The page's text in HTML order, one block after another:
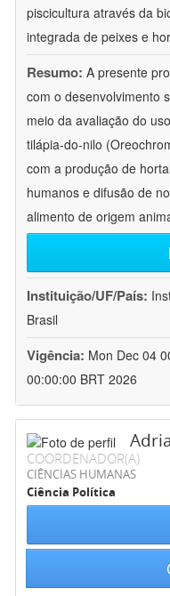
piscicultura através da
integrada de peixes e
Resumo: A presente
com o desenvolvimento
meio da avaliação do
tilápia-do-nilo
com a produção de
humanos e difusão de
alimento de origem
Instituição/UF/País:
Brasil
Vigência: Mon Dec 04
00:00:00 BRT 2026
COORDENADOR(A)
CIÊNCIAS HUMANAS
Ciência Política